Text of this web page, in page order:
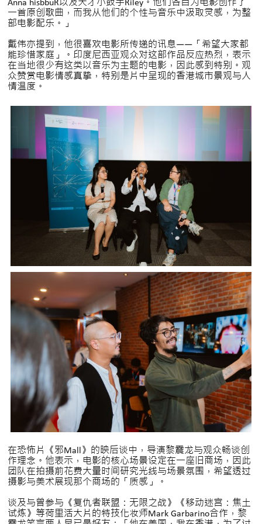
Anna hisbbuR以及天才小鼓手Riley。他们各自为电影创作了
一首原创歌曲，而我从他们的个性与音乐中汲取灵感，为整
部电影配乐。」
戴伟亦提到，他很喜欢电影所传递的讯息——「希望大家都
能珍惜家庭」。印度尼西亚观众对这部作品反应热烈，表示
在当地很少有这类以音乐为主题的电影，因此感到特别。观
众赞赏电影情感真挚，特别是片中呈现的香港城市景观与人
情温度。
在恐怖片《邪Mall》的映后谈中，导演黎震龙与观众畅谈创
作理念。他表示，电影的核心场景设定在一座旧商场，因此
团队在拍摄前花费大量时间研究光线与场景氛围，希望透过
摄影与美术展现那个商场的「质感」。
谈及与曾参与《复仇者联盟：无限之战》《移动迷宫：焦土
试炼》等荷里活大片的特技化妆师Mark Garbarino合作，黎